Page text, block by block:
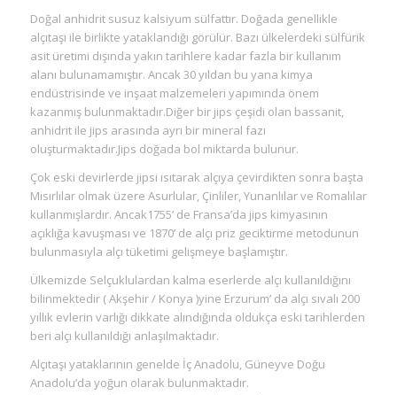
Doğal anhidrit susuz kalsiyum sülfattır. Doğada genellikle
alçıtaşı ile birlikte yataklandığı görülür. Bazı ülkelerdeki sülfürik
asit üretimi dışında yakın tarihlere kadar fazla bir kullanım
alanı bulunamamıştır. Ancak 30 yıldan bu yana kimya
endüstrisinde ve inşaat malzemeleri yapımında önem
kazanmış bulunmaktadır.Diğer bir jips çeşidi olan bassanit,
anhidrit ile jips arasında ayrı bir mineral fazı
oluşturmaktadır.Jips doğada bol miktarda bulunur.
Çok eski devirlerde jipsi ısıtarak alçıya çevirdikten sonra başta
Mısırlılar olmak üzere Asurlular, Çinliler, Yunanlılar ve Romalılar
kullanmışlardır. Ancak1755’ de Fransa’da jips kimyasının
açıklığa kavuşması ve 1870’ de alçı priz geciktirme metodunun
bulunmasıyla alçı tüketimi gelişmeye başlamıştır.
Ülkemizde Selçuklulardan kalma eserlerde alçı kullanıldığını
bilinmektedir ( Akşehir / Konya )yine Erzurum’ da alçı sıvalı 200
yıllık evlerin varlığı dikkate alındığında oldukça eski tarihlerden
beri alçı kullanıldığı anlaşılmaktadır.
Alçıtaşı yataklarının genelde İç Anadolu, Güneyve Doğu
Anadolu’da yoğun olarak bulunmaktadır.